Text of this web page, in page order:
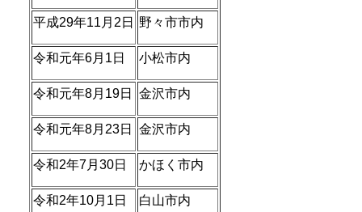
平成29年11月2日 野々市市内
令和元年6月1日 小松市内
令和元年8月19日 金沢市内
令和元年8月23日 金沢市内
令和2年7月30日 かほく市内
令和2年10月1日 白山市内